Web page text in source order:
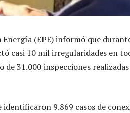
Energía (EPE) informó que
casi 10 mil irregularidades en
31.000 inspecciones
identificaron 9.869 casos de